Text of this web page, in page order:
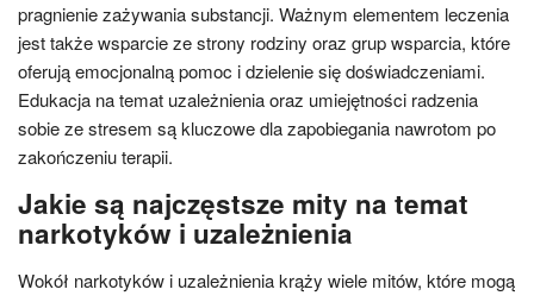
pragnienie zażywania substancji. Ważnym elementem leczenia
jest także wsparcie ze strony rodziny oraz grup wsparcia, które
oferują emocjonalną pomoc i dzielenie się doświadczeniami.
Edukacja na temat uzależnienia oraz umiejętności radzenia
sobie ze stresem są kluczowe dla zapobiegania nawrotom po
zakończeniu terapii.
Jakie są najczęstsze mity na temat
narkotyków i uzależnienia
Wokół narkotyków i uzależnienia krąży wiele mitów, które mogą